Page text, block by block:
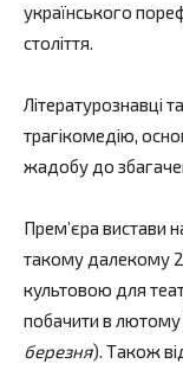
українського
століття.
Літературознавці
трагікомедію,
жадобу до
Прем’єра вистави
такому далекому
культовою для
побачити в лютому
березня). Також